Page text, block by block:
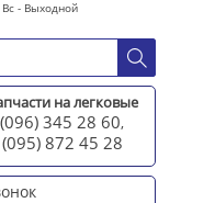
- Выходной
на легковые
(096) 345 28 60,
(095) 872 45 28